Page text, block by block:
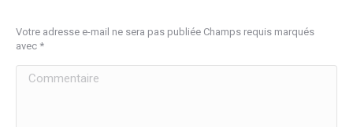
Votre adresse e-mail ne sera pas publiée Champs requis marqués
avec *
Commentaire